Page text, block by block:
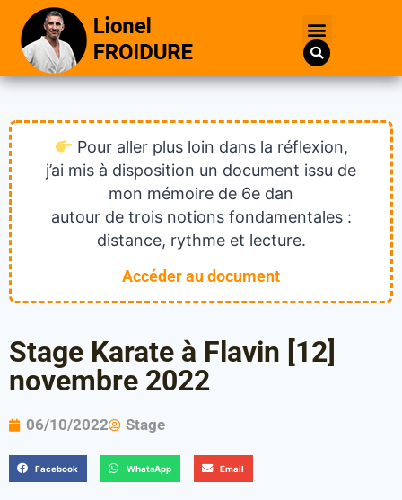
Pour aller plus loin dans la réflexion,
j’ai mis à disposition un document issu de
mon mémoire de 6e dan
autour de trois notions fondamentales :
distance, rythme et lecture.
Accéder au document
Stage Karate à Flavin [12]
novembre 2022
06/10/2022 Stage
Facebook WhatsApp Email